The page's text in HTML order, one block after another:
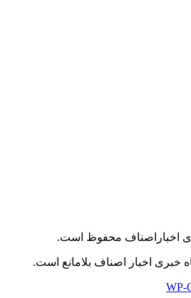
اخباراصناف محفوظ است.
خبری اخبار اصناف بلامانع است.
WP-